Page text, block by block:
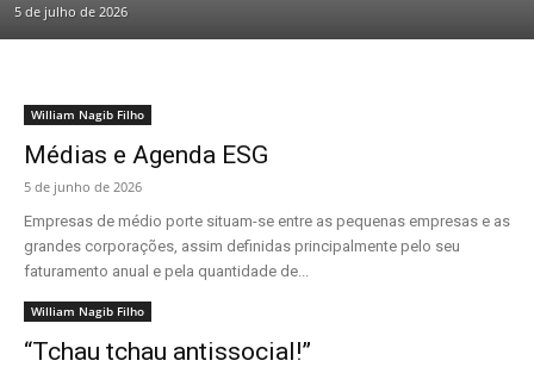
5 de julho de 2026
William Nagib Filho
Médias e Agenda ESG
5 de junho de 2026
Empresas de médio porte situam-se entre as pequenas empresas e as
grandes corporações, assim definidas principalmente pelo seu
faturamento anual e pela quantidade de...
William Nagib Filho
“Tchau tchau antissocial!”